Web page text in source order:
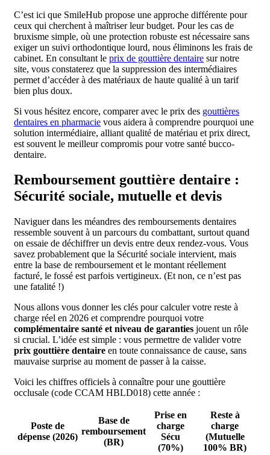
C’est ici que SmileHub propose une approche différente pour
ceux qui cherchent à maîtriser leur budget. Pour les cas de
bruxisme simple, où une protection robuste est nécessaire sans
exiger un suivi orthodontique lourd, nous éliminons les frais de
cabinet. En consultant le prix de gouttière dentaire sur notre
site, vous constaterez que la suppression des intermédiaires
permet d’accéder à des matériaux de haute qualité à un tarif
bien plus doux.
Si vous hésitez encore, comparer avec le prix des gouttières
dentaires en pharmacie vous aidera à comprendre pourquoi une
solution intermédiaire, alliant qualité de matériau et prix direct,
est souvent le meilleur compromis pour votre santé bucco-
dentaire.
Remboursement gouttière dentaire :
Sécurité sociale, mutuelle et devis
Naviguer dans les méandres des remboursements dentaires
ressemble souvent à un parcours du combattant, surtout quand
on essaie de déchiffrer un devis entre deux rendez-vous. Vous
savez probablement que la Sécurité sociale intervient, mais
entre la base de remboursement et le montant réellement
facturé, le fossé est parfois vertigineux. (Et non, ce n’est pas
une fatalité !)
Nous allons vous donner les clés pour calculer votre reste à
charge réel en 2026 et comprendre pourquoi votre
complémentaire santé et niveau de garanties jouent un rôle
si crucial. L’idée est simple : vous permettre de valider votre
prix gouttière dentaire en toute connaissance de cause, sans
mauvaise surprise au moment de passer à la caisse.
Voici les chiffres officiels à connaître pour une gouttière
occlusale (code CCAM HBLD018) cette année :
Poste de
dépense (2026)
Base de
remboursement
(BR)
Prise en
charge
Sécu
(70%)
Reste à
charge
(Mutuelle
100% BR)